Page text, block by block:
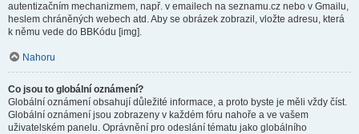
autentizačním mechanizmem, např. v emailech na seznamu.cz nebo v Gmailu,
heslem chráněných webech atd. Aby se obrázek zobrazil, vložte adresu, která
k němu vede do BBKódu [img].
Nahoru
Co jsou to globální oznámení?
Globální oznámení obsahují důležité informace, a proto byste je měli vždy číst.
Globální oznámení jsou zobrazeny v každém fóru nahoře a ve vašem
uživatelském panelu. Oprávnění pro odeslání tématu jako globálního